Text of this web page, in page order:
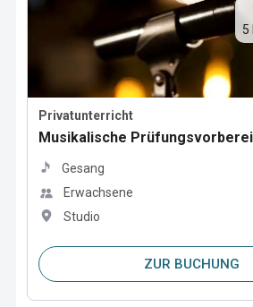
Privatunterricht
Musikalische
Gesang
Erwachsene
Studio
5
ZUR BUCHUNG